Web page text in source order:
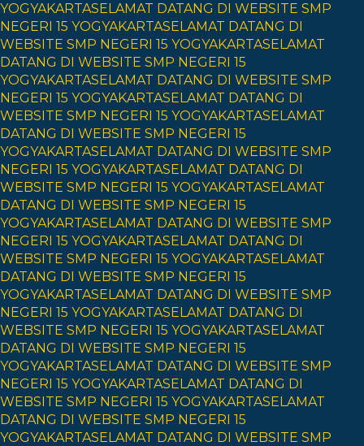
YOGYAKARTASELAMAT DATANG DI WEBSITE SMP
NEGERI 15 YOGYAKARTASELAMAT DATANG DI
WEBSITE SMP NEGERI 15 YOGYAKARTASELAMAT
DATANG DI WEBSITE SMP NEGERI 15
YOGYAKARTASELAMAT DATANG DI WEBSITE SMP
NEGERI 15 YOGYAKARTASELAMAT DATANG DI
WEBSITE SMP NEGERI 15 YOGYAKARTASELAMAT
DATANG DI WEBSITE SMP NEGERI 15
YOGYAKARTASELAMAT DATANG DI WEBSITE SMP
NEGERI 15 YOGYAKARTASELAMAT DATANG DI
WEBSITE SMP NEGERI 15 YOGYAKARTASELAMAT
DATANG DI WEBSITE SMP NEGERI 15
YOGYAKARTASELAMAT DATANG DI WEBSITE SMP
NEGERI 15 YOGYAKARTASELAMAT DATANG DI
WEBSITE SMP NEGERI 15 YOGYAKARTASELAMAT
DATANG DI WEBSITE SMP NEGERI 15
YOGYAKARTASELAMAT DATANG DI WEBSITE SMP
NEGERI 15 YOGYAKARTASELAMAT DATANG DI
WEBSITE SMP NEGERI 15 YOGYAKARTASELAMAT
DATANG DI WEBSITE SMP NEGERI 15
YOGYAKARTASELAMAT DATANG DI WEBSITE SMP
NEGERI 15 YOGYAKARTASELAMAT DATANG DI
WEBSITE SMP NEGERI 15 YOGYAKARTASELAMAT
DATANG DI WEBSITE SMP NEGERI 15
YOGYAKARTASELAMAT DATANG DI WEBSITE SMP